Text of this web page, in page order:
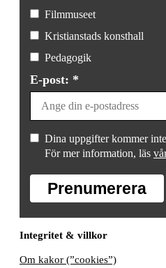
Filmmuseet
Kristianstads konsthall
Pedagogik
E-post: *
Dina uppgifter kommer
För mer information, läs
Prenumerera
Integritet & villkor
Om kakor (”cookies”)